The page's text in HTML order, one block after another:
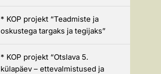
* KOP projekt “Teadmiste ja
oskustega targaks ja tegijaks”
* KOP projekt “Otslava 5.
külapäev – ettevalmistused ja